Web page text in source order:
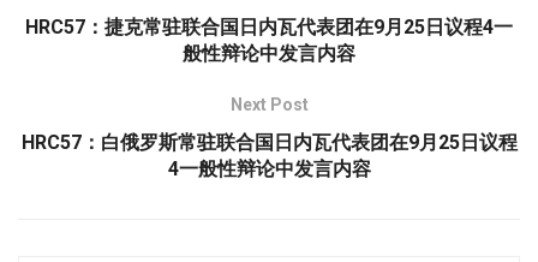
HRC57：捷克常驻联合国日内瓦代表团在9月25日议程4一
般性辩论中发言内容
Next Post
HRC57：白俄罗斯常驻联合国日内瓦代表团在9月25日议程
4一般性辩论中发言内容